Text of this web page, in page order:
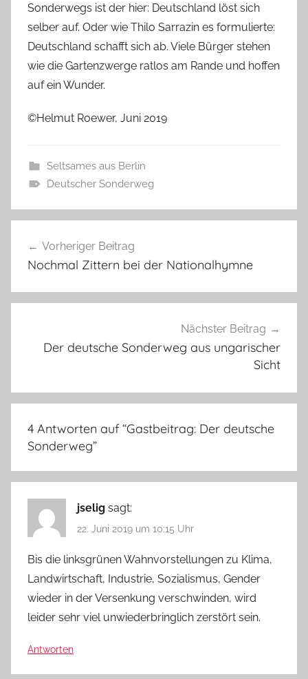
Sonderwegs ist der hier: Deutschland löst sich
selber auf. Oder wie Thilo Sarrazin es formulierte:
Deutschland schafft sich ab. Viele Bürger stehen
wie die Gartenzwerge ratlos am Rande und hoffen
auf ein Wunder.
©Helmut Roewer, Juni 2019
Seltsames aus Berlin
Deutscher Sonderweg
Vorheriger Beitrag
Nochmal Zittern bei der Nationalhymne
Nächster Beitrag
Der deutsche Sonderweg aus ungarischer
Sicht
4 Antworten auf “Gastbeitrag: Der deutsche
Sonderweg”
jselig sagt:
22. Juni 2019 um 10:15 Uhr
Bis die linksgrünen Wahnvorstellungen zu Klima,
Landwirtschaft, Industrie, Sozialismus, Gender
wieder in der Versenkung verschwinden, wird
leider sehr viel unwiederbringlich zerstört sein.
Antworten